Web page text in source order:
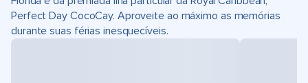
Perfect Day CocoCay. Aproveite ao máximo as memórias
durante suas férias inesquecíveis.